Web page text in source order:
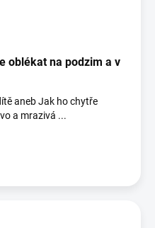
oblékat na podzim a v
aneb Jak ho chytře
a mrazivá ...